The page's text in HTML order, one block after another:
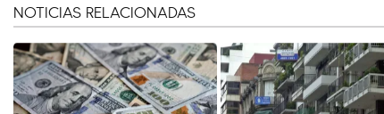
NOTICIAS RELACIONADAS